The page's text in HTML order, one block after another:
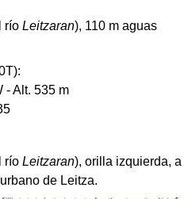
río Leitzaran), 110 m aguas
- Alt. 535 m
río Leitzaran), orilla izquierda, a
de Leitza.